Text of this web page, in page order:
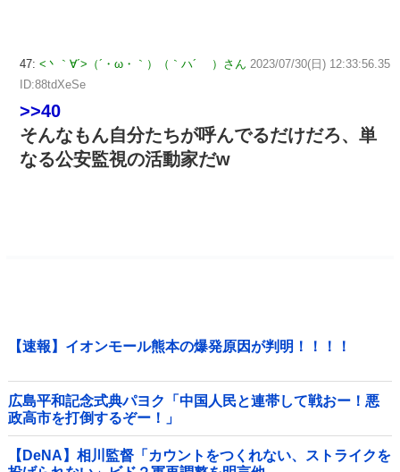
47: <丶｀∀´>（´・ω・｀）（｀ハ´ ）さん 2023/07/30(日) 12:33:56.35
ID:88tdXeSe
>>40
そんなもん自分たちが呼んでるだけだろ、単
なる公安監視の活動家だw
【速報】イオンモール熊本の爆発原因が判明！！！！
広島平和記念式典パヨク「中国人民と連帯して戦おー！悪
政高市を打倒するぞー！」
【DeNA】相川監督「カウントをつくれない、ストライクを